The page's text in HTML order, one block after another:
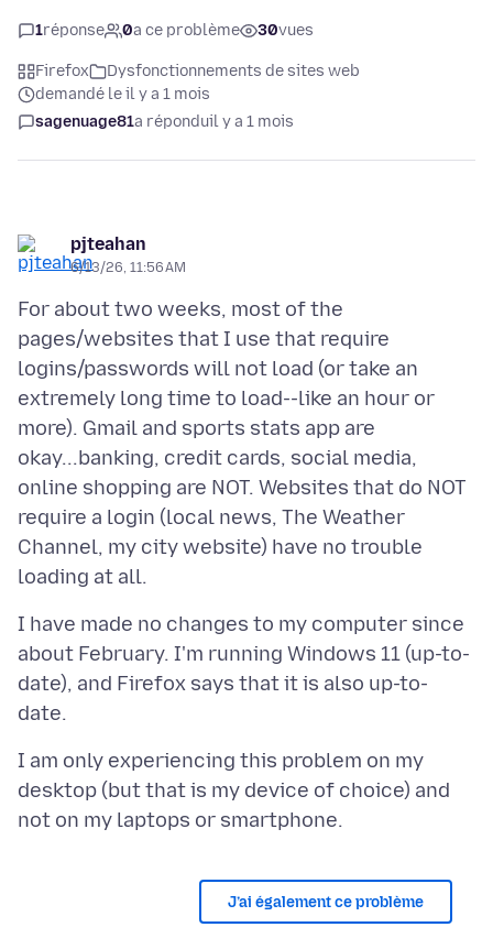
1réponse 0a ce problème 30vues
Firefox
Dysfonctionnements de sites web
demandé le il y a 1 mois
sagenuage81a réponduil y a 1 mois
pjteahan
6/13/26, 11:56 AM
For about two weeks, most of the
pages/websites that I use that require
logins/passwords will not load (or take an
extremely long time to load--like an hour or
more). Gmail and sports stats app are
okay...banking, credit cards, social media,
online shopping are NOT. Websites that do NOT
require a login (local news, The Weather
Channel, my city website) have no trouble
I have made no changes to my computer since
about February. I'm running Windows 11 (up-to-
date), and Firefox says that it is also up-to-
I am only experiencing this problem on my
desktop (but that is my device of choice) and
J’ai également ce problème